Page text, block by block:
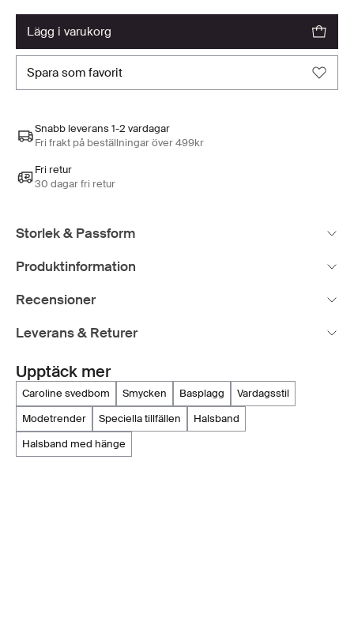
lägg i varukorg
spara som favorit
Snabb leverans 1-2 vardagar
Fri frakt på beställningar över 499kr
Fri retur
30 dagar fri retur
Storlek & Passform
Produktinformation
Recensioner
Leverans & Returer
Upptäck mer
caroline svedbom smycken basplagg
vardagsstil
modetrender
speciella tillfällen
halsband
halsband med hänge